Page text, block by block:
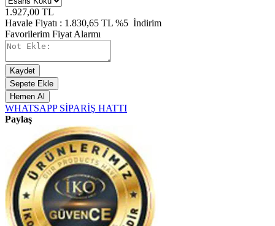
1.927,00 TL
Havale Fiyatı : 1.830,65 TL %5 İndirim
Favorilerim Fiyat Alarmı
Kaydet
Sepete Ekle
Hemen Al
WHATSAPP SİPARİŞ HATTI
Paylaş